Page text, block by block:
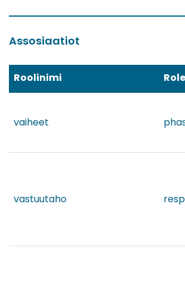
Assosiaatiot
Roolinimi
vaiheet
vastuutaho